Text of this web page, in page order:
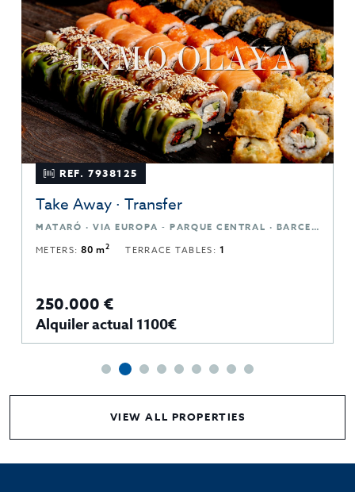
REF. 7938125
Take Away · Transfer
MATARÓ · VIA EUROPA - PARQUE CENTRAL · BARCELONA
METERS:80 m2 TERRACE TABLES:1
250.000 €
Alquiler actual 1100€
VIEW ALL PROPERTIES